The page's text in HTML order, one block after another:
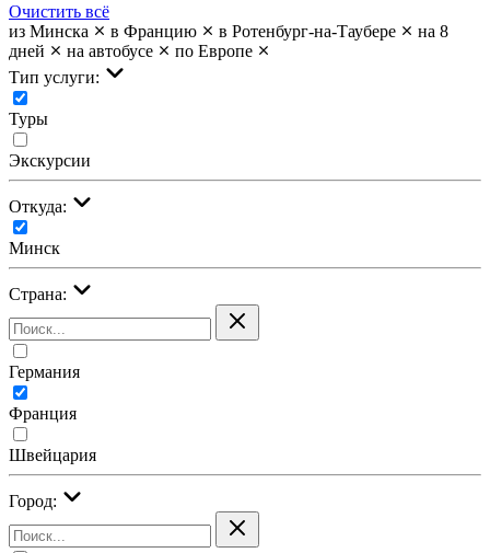
Очистить всё
из Минска
в Францию в Ротенбург-на-Таубере
на 8
дней
на автобусе
по Европе
Тип услуги:
Туры
Экскурсии
Откуда:
Минск
Страна:
Германия
Франция
Швейцария
Город: